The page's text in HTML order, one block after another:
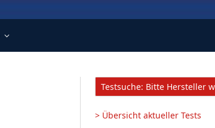
> Übersicht aktueller Tests